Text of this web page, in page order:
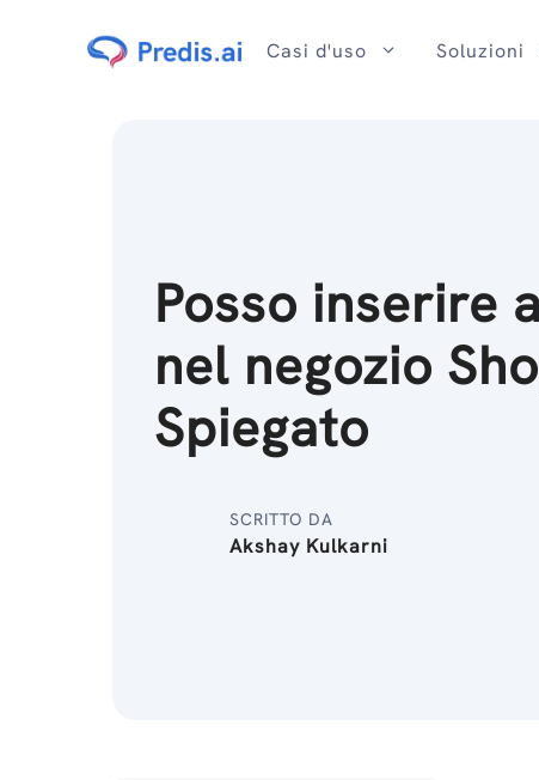
Casi d'uso Soluzioni
Posso inserire
nel negozio
Spiegato
SCRITTO DA
Akshay Kulkarni